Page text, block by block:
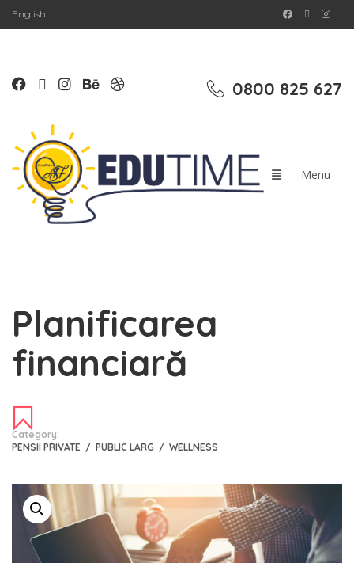
English
0800 825 627
Planificarea
financiară
Category:
PENSII PRIVATE / PUBLIC LARG / WELLNESS